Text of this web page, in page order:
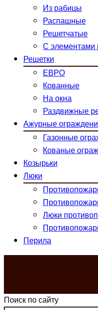
Из рабицы
Распашные
Решетчатые
С элементами
Решетки
ЕВРО
Кованные
На окна
Раздвижные
Ажурные
Газонные
Кованые
Козырьки
Люки
Люки
Перила
Поиск по сайту